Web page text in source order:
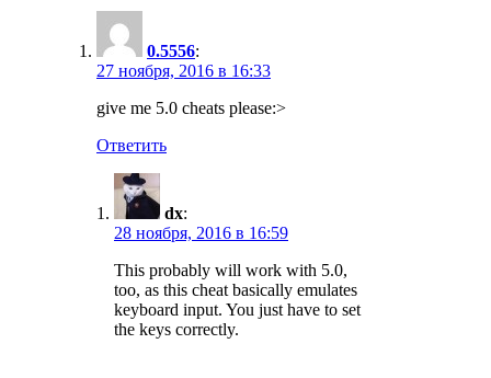
0.5556:
27 ноября, 2016 в 16:33
give me 5.0 cheats please:>
Ответить
dx:
28 ноября, 2016 в 16:59
This probably will work with 5.0,
too, as this cheat basically emulates
keyboard input. You just have to set
the keys correctly.